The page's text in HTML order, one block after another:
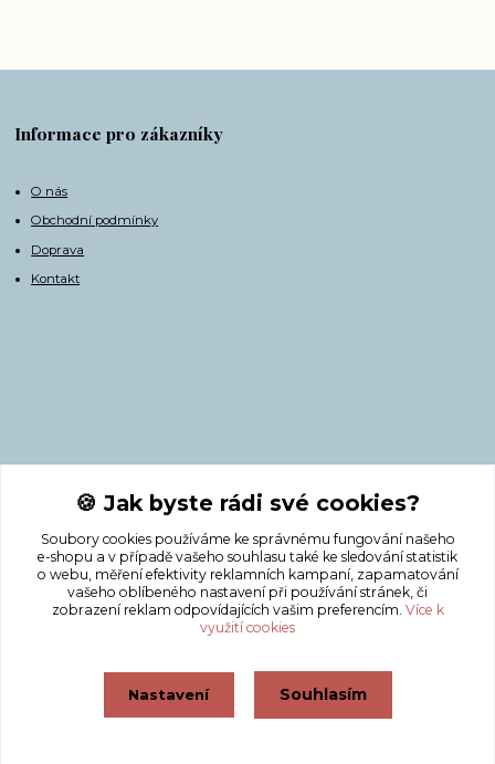
Informace pro zákazníky
O nás
Obchodní podmínky
Doprava
Kontakt
Kontakty
+420 775 308 750
info@masnicak.cz
🍪 Jak byste rádi své cookies?
Soubory cookies používáme ke správnému fungování našeho
e-shopu a v případě vašeho souhlasu také ke sledování statistik
o webu, měření efektivity reklamních kampaní, zapamatování
vašeho oblíbeného nastavení při používání stránek, či
zobrazení reklam odpovídajících vašim preferencím. Více k
využití cookies
Nastavení Souhlasím